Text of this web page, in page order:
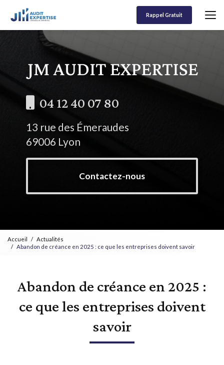
contenu
Rappel Gratuit
04 12 40 07 80
13 rue des Émeraudes
69006 Lyon
Contactez-nous
Accueil
Actualités
Abandon de créance en 2025 : ce que les entreprises doivent savoir
Abandon de créance en 2025 :
ce que les entreprises doivent
savoir